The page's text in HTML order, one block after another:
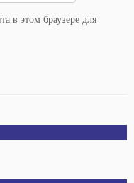
в этом браузере для